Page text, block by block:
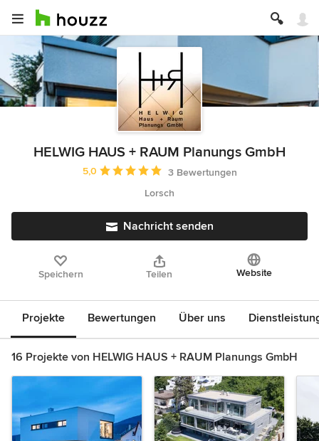
HELWIG HAUS + RAUM Planungs GmbH
Durchschnittliche Bewertung: 5 von 5 Sternen
5,0
3 Bewertungen
Lorsch
Nachricht senden
Speichern Teilen Website
Projekte Bewertungen Über uns
16 Projekte von HELWIG HAUS + RAUM Planungs GmbH